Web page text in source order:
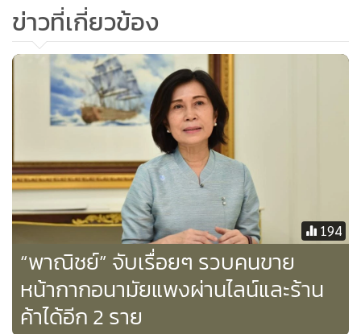
ทั้งนี้ โทษที่ผู้กระทำความผิดตาม พ.ร.บ.ว่าด้วยราคาสินค้าและ
บริการ พ.ศ. 2542 ข้อหาขายเกินราคาควบคุม มาตรา 25 (1)
และมาตรา 25 (5) ไม่แจ้งต้นทุนซื้อ ขาย สต๊อก มีโทษจำคุกไม่
เกิน 5 ปี ปรับไม่เกิน 1 แสนบาท หรือทั้งจำทั้งปรับ ข้อหาไม่ปิด
ป้ายแสดงราคาขาย มาตรา 28 มีอัตราโทษปรับไม่เกิน 1 หมื่น
บาท ข้อหาขายแพงเกินสมควร (มาตรา 29) มีอัตราโทษจำคุก ไม่
เกิน 7 ปี ปรับไม่เกิน 1.4 แสนบาท หรือทั้งจำทั้งปรับ
สำหรับการจับกุมผู้กระทำความผิดจำหน่ายไข่ไก่เกินราคาทั่ว
ประเทศ ณ วันที่ 5 เม.ย. 2563 ไม่พบผู้กระทำความผิดเพิ่ม ทำให้
มียอดรวมการจับกุมทั่วประเทศอยู่ที่ 26 รายคงเดิม เพราะขณะนี้
สถานการณ์ได้กลับเข้าสู่ภาวะปกติ ทั้งการผลิต การกระจายไข่ไก่
และการจำหน่าย
ข่าวที่เกี่ยวข้อง
194
“พาณิชย์” จับเรื่อยๆ รวบคนขาย
หน้ากากอนามัยแพงผ่านไลน์และร้าน
ค้าได้อีก 2 ราย